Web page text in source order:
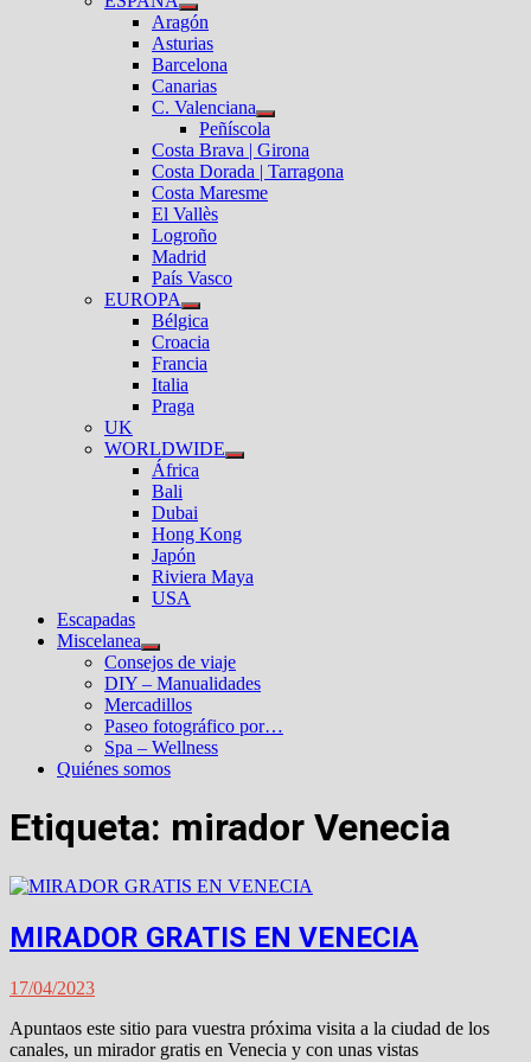
el
submenú
Mostrar
el
submenú
Aragón
Asturias
Barcelona
Canarias
C. Valenciana
Mostrar
el
submenú
Peñíscola
Costa Brava | Girona
Costa Dorada | Tarragona
Costa Maresme
El Vallès
Logroño
Madrid
País Vasco
EUROPA
Mostrar
el
submenú
Bélgica
Croacia
Francia
Italia
Praga
UK
WORLDWIDE
Mostrar
África
Bali
Dubai
Hong Kong
Japón
Riviera Maya
USA
Escapadas
Miscelanea
Mostrar
el
submenú
Consejos de viaje
DIY – Manualidades
Mercadillos
Paseo fotográfico por…
Spa – Wellness
Quiénes somos
Etiqueta: mirador Venecia
MIRADOR GRATIS EN VENECIA
17/04/2023
Apuntaos este sitio para vuestra próxima visita a la ciudad de los
canales, un mirador gratis en Venecia y con unas vistas